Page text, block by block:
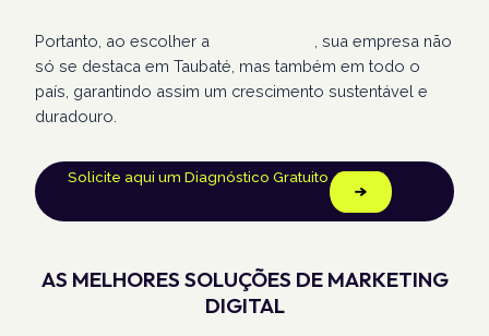
Portanto, ao escolher a
, sua empresa não
só se destaca em Taubaté, mas também em todo o
país, garantindo assim um crescimento sustentável e
duradouro.
Solicite aqui um Diagnóstico Gratuito
AS MELHORES SOLUÇÕES DE MARKETING
DIGITAL